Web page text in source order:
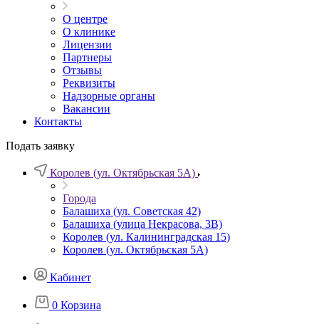
О центре
О клинике
Лицензии
Партнеры
Отзывы
Реквизиты
Надзорные органы
Вакансии
Контакты
Подать заявку
Королев (ул. Октябрьская 5А)
Города
Балашиха (ул. Советская 42)
Балашиха (улица Некрасова, 3В)
Королев (ул. Калининградская 15)
Королев (ул. Октябрьская 5А)
Кабинет
0 Корзина